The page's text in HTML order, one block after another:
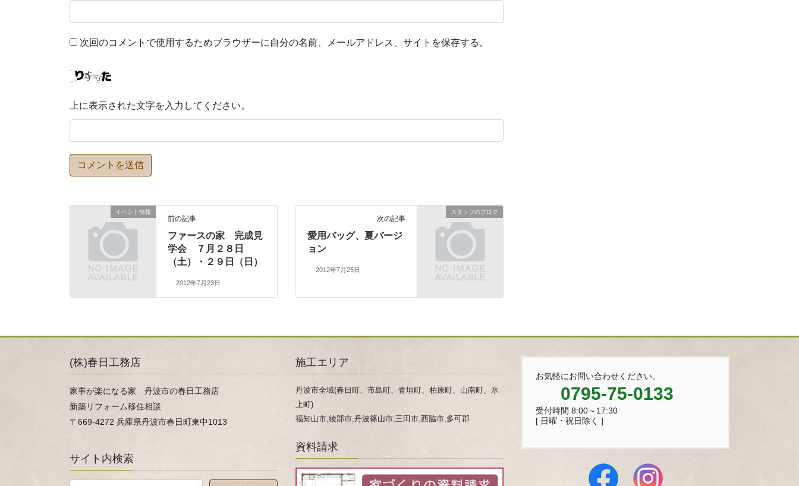
次回のコメントで使用するためブラウザーに自分の名前、メールアドレス、サイトを保存する。
上に表示された文字を入力してください。
イベント情報
前の記事
ファースの家 完成見
学会 ７月２８日
（土）・２９日（日）
2012年7月23日
スタッフのブログ
次の記事
愛用バッグ、夏バージ
ョン
2012年7月25日
(株)春日工務店
家事が楽になる家 丹波市の春日工務店
新築リフォーム移住相談
〒669-4272 兵庫県丹波市春日町東中1013
サイト内検索
施工エリア
丹波市全域(春日町、市島町、青垣町、柏原町、山南町、氷
上町)
福知山市,綾部市,丹波篠山市,三田市,西脇市,多可郡
資料請求
お気軽にお問い合わせください。
0795-75-0133
受付時間 8:00～17:30
[ 日曜・祝日除く ]